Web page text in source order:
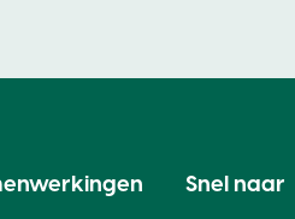
Snel naar